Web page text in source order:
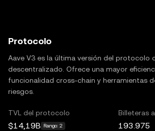
Protocolo
Aave V3 es la última versión del protocolo
descentralizado. Ofrece una mayor
funcionalidad cross-chain y herramientas
riesgos.
TVL del protocolo
$14,19B Rango: 2
Billeteras
193.975